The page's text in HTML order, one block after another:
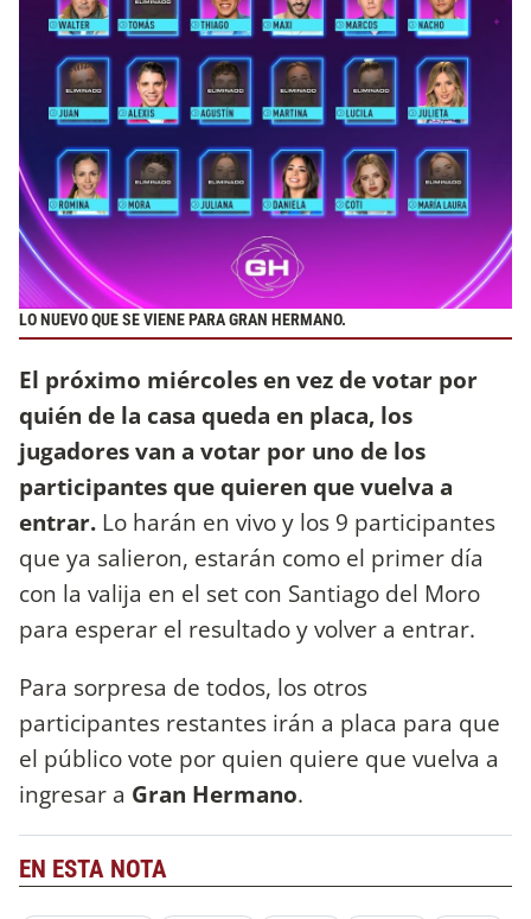
LO NUEVO QUE SE VIENE PARA GRAN HERMANO.
El próximo miércoles en vez de votar por
quién de la casa queda en placa, los
jugadores van a votar por uno de los
participantes que quieren que vuelva a
entrar. Lo harán en vivo y los 9 participantes
que ya salieron, estarán como el primer día
con la valija en el set con Santiago del Moro
para esperar el resultado y volver a entrar.
Para sorpresa de todos, los otros
participantes restantes irán a placa para que
el público vote por quien quiere que vuelva a
ingresar a Gran Hermano.
EN ESTA NOTA